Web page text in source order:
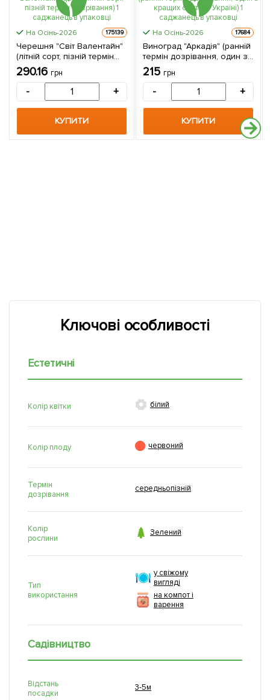
На Осінь-2026 175139
Черешня "Світ Валентайн"
(літній сорт, пізній термін
дозрівання) 1 саджанець в
упаковці
290.16 грн
- +
КУПИТИ
На Осінь-2026 17684
Виноград "Аркадія" (ранній
термін дозрівання, один з
кращих сортів в Україні) 1
саджанець в упаковці
215 грн
- +
КУПИТИ
Ключові особливості
Естетичні
Колір квітки  білий
Колір плоду  червоний
Термін
дозрівання
середньопізній
Колір
рослини
 Зелений
Тип
використання
у свіжому
вигляді
на компот і
варення
Садівництво
Відстань
посадки
3-5м